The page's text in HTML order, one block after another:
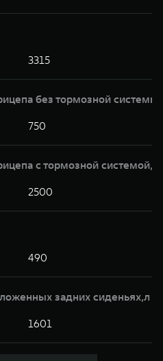
3315
без тормозной
750
с тормозной системой,кг
2500
490
задних сиденьях,л
1601